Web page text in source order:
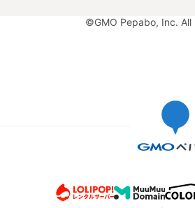
©GMO Pepabo, Inc.